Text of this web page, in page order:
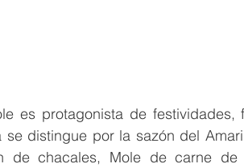
es protagonista de
se distingue por la sazón del
de chacales, Mole de carne